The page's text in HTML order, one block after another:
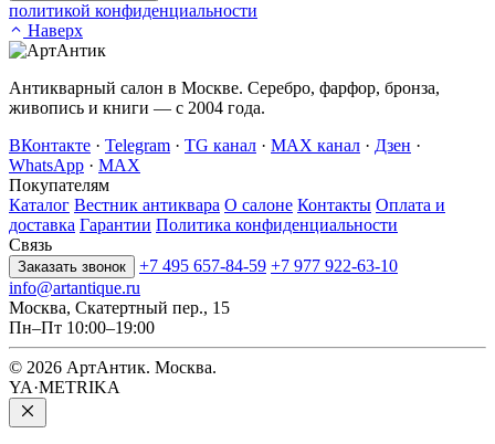
политикой конфиденциальности
Наверх
Антикварный салон в Москве. Серебро, фарфор, бронза,
живопись и книги — с 2004 года.
ВКонтакте · Telegram · TG канал · MAX канал · Дзен ·
WhatsApp · MAX
Покупателям
Каталог Вестник антиквара О салоне Контакты Оплата и
доставка Гарантии Политика конфиденциальности
Связь
Заказать звонок +7 495 657-84-59 +7 977 922-63-10
info@artantique.ru
Москва, Скатертный пер., 15
Пн–Пт 10:00–19:00
© 2026 АртАнтик. Москва.
YA·METRIKA